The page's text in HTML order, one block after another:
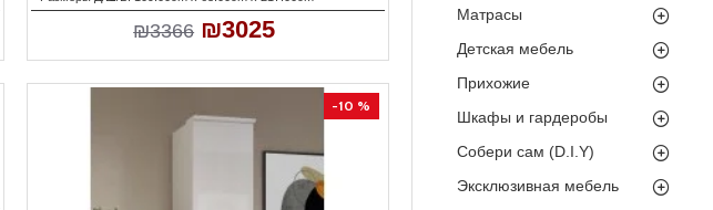
₪3366 ₪3025
-10 %
Матрасы
Детская мебель
Прихожие
Шкафы и гардеробы
Собери сам (D.I.Y)
Эксклюзивная мебель